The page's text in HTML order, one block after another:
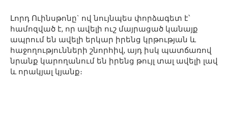
Լորդ Ուինսթոնը` ով նույնպես փորձագետ է՝
համոզված է, որ ավելի ուշ մայրացած կանայք
ապրում են ավելի երկար իրենց կրթության և
հաջողությունների շնորհիվ, այդ իսկ պատճառով
նրանք կարողանում են իրենց թույլ տալ ավելի լավ
և որակյալ կյանք։